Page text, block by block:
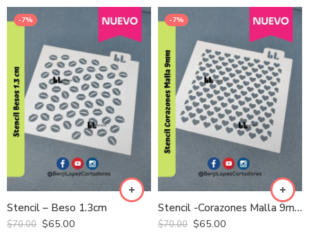
-7%
Stencil – Beso 1.3cm
$70.00 $65.00
-7%
Stencil -Corazones Malla 9mm
$70.00 $65.00